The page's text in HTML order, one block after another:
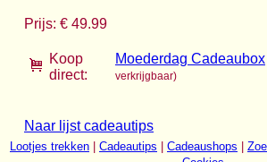
Prijs: € 49.99
Koop
direct:
Moederdag Cadeaubox
verkrijgbaar)
Naar lijst cadeautips
Lootjes trekken Cadeautips Cadeaushops